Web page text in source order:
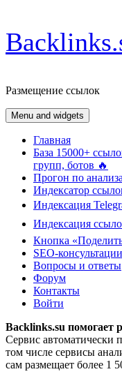
Skip
to
content
Размещение ссылок
Menu and widgets
Главная
База 15000+
групп, ботов 🔥
Прогон по
Индексатор
Индексация
Индексация
Кнопка
SEO-консультации
Вопросы и ответы
Форум
Контакты
Войти
Backlinks.su
Сервис автоматически
том числе сервисы
сам размещает более 1